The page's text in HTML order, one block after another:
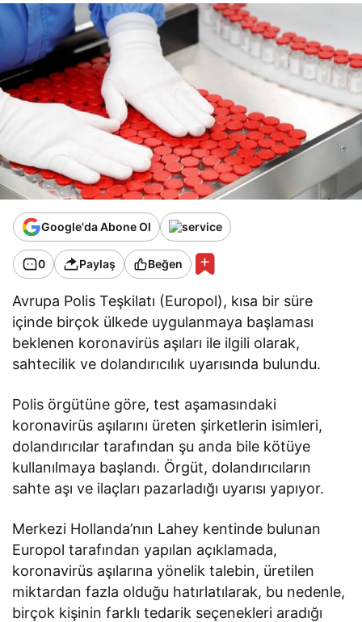
Google'da Abone Ol
0 Paylaş Beğen
Avrupa Polis Teşkilatı (Europol), kısa bir süre
içinde birçok ülkede uygulanmaya başlaması
beklenen koronavirüs aşıları ile ilgili olarak,
sahtecilik ve dolandırıcılık uyarısında bulundu.
Polis örgütüne göre, test aşamasındaki
koronavirüs aşılarını üreten şirketlerin isimleri,
dolandırıcılar tarafından şu anda bile kötüye
kullanılmaya başlandı. Örgüt, dolandırıcıların
sahte aşı ve ilaçları pazarladığı uyarısı yapıyor.
Merkezi Hollanda’nın Lahey kentinde bulunan
Europol tarafından yapılan açıklamada,
koronavirüs aşılarına yönelik talebin, üretilen
miktardan fazla olduğu hatırlatılarak, bu nedenle,
birçok kişinin farklı tedarik seçenekleri aradığı